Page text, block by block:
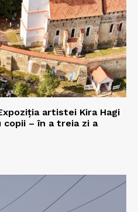
artistei Kira Hagi
– în a treia zi a